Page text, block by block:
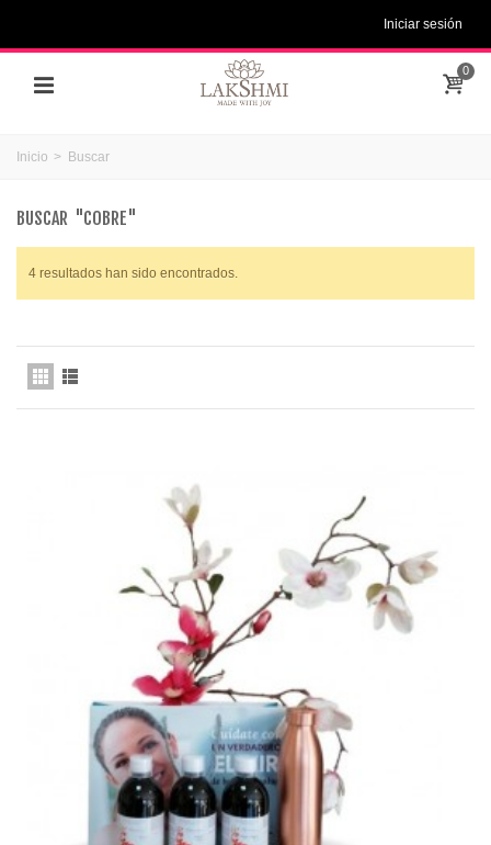
Iniciar sesión
0
Inicio > Buscar
BUSCAR "COBRE"
4 resultados han sido encontrados.